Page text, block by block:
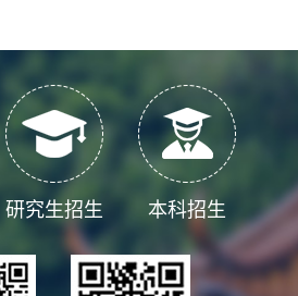
本科招生
研究生招生